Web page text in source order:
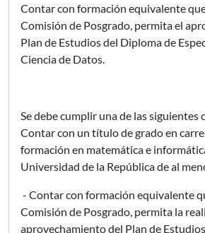
Contar con formación equivalente
Comisión de Posgrado, permita el
Plan de Estudios del Diploma de
Ciencia de Datos.
Se debe cumplir una de las siguientes
Contar con un título de grado en
formación en matemática e
Universidad de la República de al
- Contar con formación equivalente
Comisión de Posgrado, permita la
aprovechamiento del Plan de